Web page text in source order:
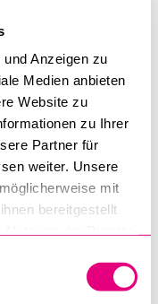
Anzeigen zu
Medien anbieten
Website zu
zu Ihrer
Partner für
weiter. Unsere
mit
bereitgestellt
Online-Anmeldung
ist es nicht möglich,
Credits zu
jeweils zwei
und endet am
dieser Zeit
eine Abmeldung
Anmeldetool